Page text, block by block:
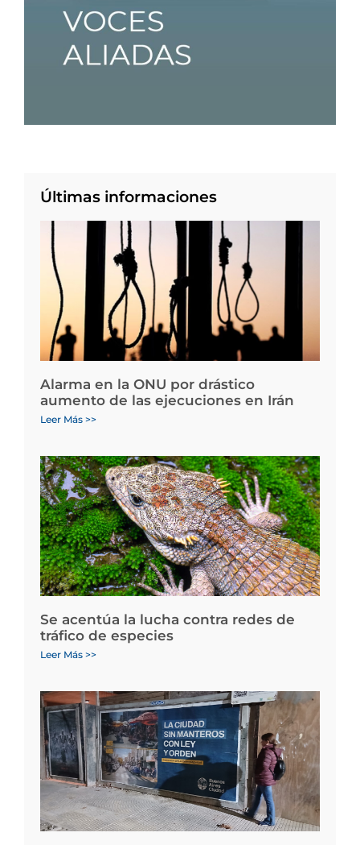
Últimas informaciones
Alarma en la ONU por drástico
aumento de las ejecuciones en Irán
Leer Más >>
Se acentúa la lucha contra redes de
tráfico de especies
Leer Más >>